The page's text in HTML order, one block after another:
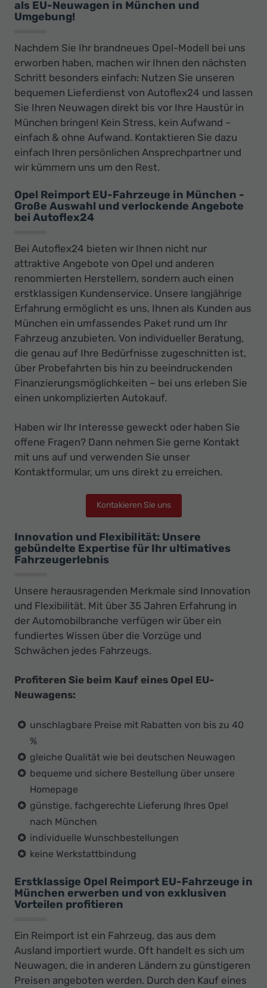
als EU-Neuwagen in München und
Umgebung!
Nachdem Sie Ihr brandneues Opel-Modell bei uns
erworben haben, machen wir Ihnen den nächsten
Schritt besonders einfach: Nutzen Sie unseren
bequemen Lieferdienst von Autoflex24 und lassen
Sie Ihren Neuwagen direkt bis vor Ihre Haustür in
München bringen! Kein Stress, kein Aufwand –
einfach & ohne Aufwand. Kontaktieren Sie dazu
einfach Ihren persönlichen Ansprechpartner und
wir kümmern uns um den Rest.
Opel Reimport EU-Fahrzeuge in München -
Große Auswahl und verlockende Angebote
bei Autoflex24
Bei Autoflex24 bieten wir Ihnen nicht nur
attraktive Angebote von Opel und anderen
renommierten Herstellern, sondern auch einen
erstklassigen Kundenservice. Unsere langjährige
Erfahrung ermöglicht es uns, Ihnen als Kunden aus
München ein umfassendes Paket rund um Ihr
Fahrzeug anzubieten. Von individueller Beratung,
die genau auf Ihre Bedürfnisse zugeschnitten ist,
über Probefahrten bis hin zu beeindruckenden
Finanzierungsmöglichkeiten – bei uns erleben Sie
einen unkomplizierten Autokauf.
Haben wir Ihr Interesse geweckt oder haben Sie
offene Fragen? Dann nehmen Sie gerne Kontakt
mit uns auf und verwenden Sie unser
Kontaktformular, um uns direkt zu erreichen.
Kontakieren Sie uns
Innovation und Flexibilität: Unsere
gebündelte Expertise für Ihr ultimatives
Fahrzeugerlebnis
Unsere herausragenden Merkmale sind Innovation
und Flexibilität. Mit über 35 Jahren Erfahrung in
der Automobilbranche verfügen wir über ein
fundiertes Wissen über die Vorzüge und
Schwächen jedes Fahrzeugs.
Profiteren Sie beim Kauf eines Opel EU-
Neuwagens:
unschlagbare Preise mit Rabatten von bis zu 40
%
gleiche Qualität wie bei deutschen Neuwagen
bequeme und sichere Bestellung über unsere
Homepage
günstige, fachgerechte Lieferung Ihres Opel
nach München
individuelle Wunschbestellungen
keine Werkstattbindung
Erstklassige Opel Reimport EU-Fahrzeuge in
München erwerben und von exklusiven
Vorteilen profitieren
Ein Reimport ist ein Fahrzeug, das aus dem
Ausland importiert wurde. Oft handelt es sich um
Neuwagen, die in anderen Ländern zu günstigeren
Preisen angeboten werden. Durch den Kauf eines